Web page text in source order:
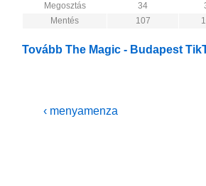
Megosztás
34
Mentés
107
Tovább The Magic - Budapest
Bejegyzés
Previous
‹ menyamenza